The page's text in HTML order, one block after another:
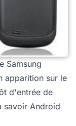
Samsung
apparition sur le
d'entrée de
savoir Android